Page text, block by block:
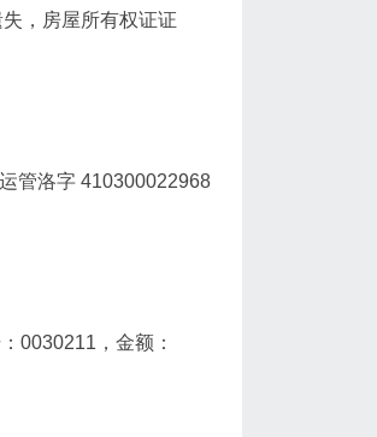
，房屋所有权证证
管洛字 410300022968
0030211，金额：